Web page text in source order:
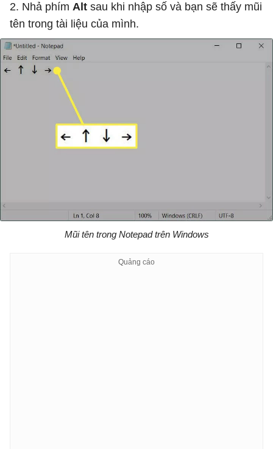
2. Nhả phím Alt sau khi nhập số và bạn sẽ thấy mũi
tên trong tài liệu của mình.
Mũi tên trong Notepad trên Windows